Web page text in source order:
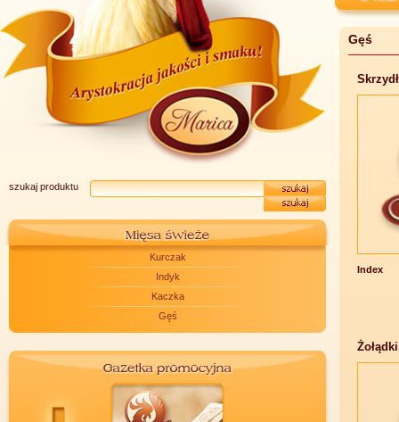
szukaj produktu
Kurczak
Indyk
Kaczka
Gęś
Gęś
Index